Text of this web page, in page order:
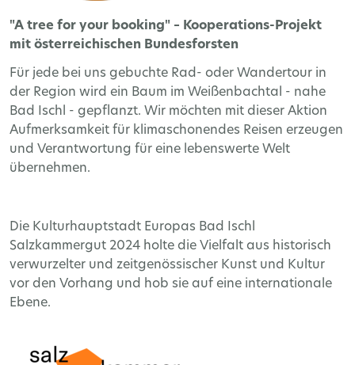
"A tree for your booking" – Kooperations-Projekt
mit österreichischen Bundesforsten
Für jede bei uns gebuchte Rad- oder Wandertour in
der Region wird ein Baum im Weißenbachtal - nahe
Bad Ischl - gepflanzt. Wir möchten mit dieser Aktion
Aufmerksamkeit für klimaschonendes Reisen erzeugen
und Verantwortung für eine lebenswerte Welt
übernehmen.
Die Kulturhauptstadt Europas Bad Ischl
Salzkammergut 2024 holte die Vielfalt aus historisch
verwurzelter und zeitgenössischer Kunst und Kultur
vor den Vorhang und hob sie auf eine internationale
Ebene.